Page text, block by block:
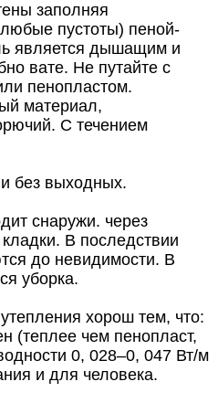
заполняя
пустоты) пеной-
является дышащим и
вате. Не путайте с
пенопластом.
материал,
С течением
без выходных.
снаружи. через
В последствии
до невидимости. В
уборка.
хорош тем, что:
(теплее чем пенопласт,
0, 028–0, 047 Вт/м
и для человека.